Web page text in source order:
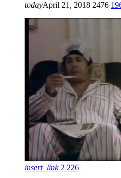
todayApril 21, 2018 2476
insert_link 2 226